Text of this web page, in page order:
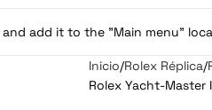
and add it to the "Main menu"
Inicio Rolex Réplica
Rolex Yacht-Master